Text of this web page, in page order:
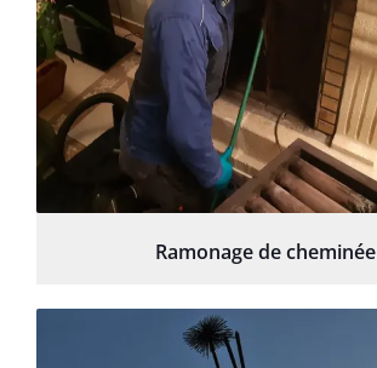
Ramonage de cheminée